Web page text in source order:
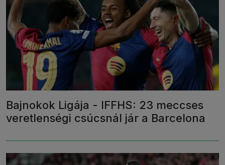
Bajnokok Ligája - IFFHS: 23 meccses
veretlenségi csúcsnál jár a Barcelona